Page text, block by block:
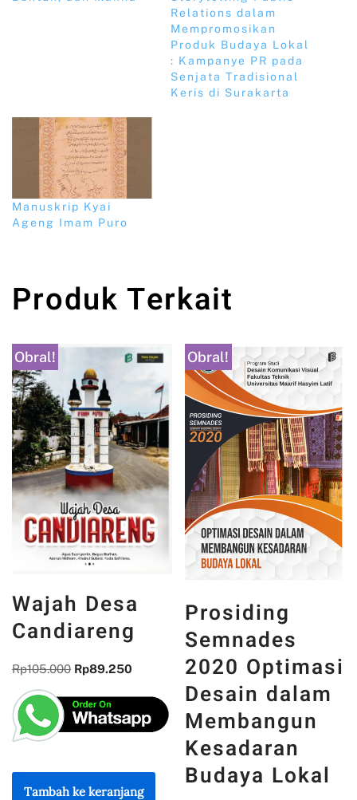
Relations dalam
Mempromosikan
Produk Budaya Lokal
: Kampanye PR pada
Senjata Tradisional
Keris di Surakarta
Manuskrip Kyai
Ageng Imam Puro
Produk Terkait
Obral!
Wajah Desa
Candiareng
Rp105.000 Rp89.250
Tambah ke keranjang
Obral!
Prosiding
Semnades
2020 Optimasi
Desain dalam
Membangun
Kesadaran
Budaya Lokal